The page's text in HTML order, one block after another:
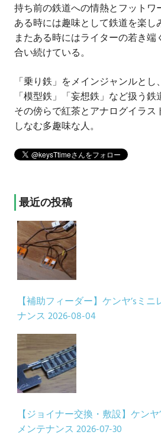
持ち前の鉄道への情熱とフットワ
ある時には趣味として鉄道を楽し
またある時にはライターの若き端
合い続けている。
「乗り鉄」をメインジャンルとし
「模型鉄」「妄想鉄」など扱う鉄
その傍らで紅茶とアナログイラス
しなむ多趣味な人。
最近の投稿
【補助フィーダー】ケンヤ’sミ
ナンス 2026-08-04
【ジョイナー交換・敷設】ケン
メンテナンス 2026-07-30